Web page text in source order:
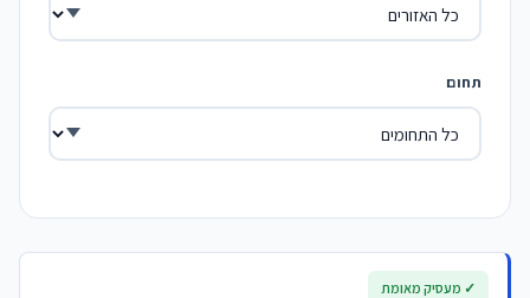
תחום
✓ מעסיק מאומת